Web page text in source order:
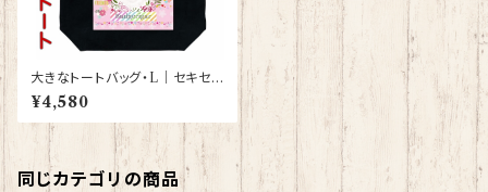
大きなトートバッグ・L｜セキセイ
インコ・アルビノ（黒）【型番 BL-
124】きゃぴあーと KYAPIArt
¥4,580
同じカテゴリの商品